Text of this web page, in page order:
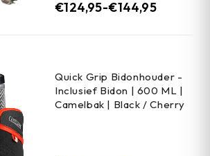
€124,95-€144,95
Quick Grip Bidonhouder -
Inclusief Bidon | 600 ML |
Camelbak | Black / Cherry